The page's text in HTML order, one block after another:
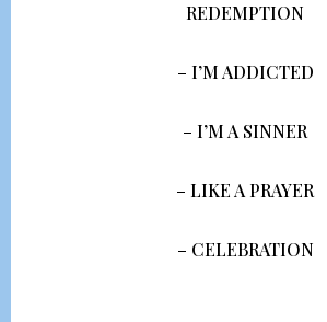
REDEMPTION
– I’M ADDICTED
– I’M A SINNER
– LIKE A PRAYER
– CELEBRATION